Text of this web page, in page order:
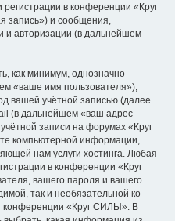
в конференции «Круг
запись») и сообщения,
и авторизации (в дальнейшем
как минимум, однозначно
«ваше имя пользователя»),
вашей учётной записью (далее
(в дальнейшем «ваш адрес
записи на форумах «Круг
компьютерной информации,
нам услуги хостинга. Любая
в конференции «Круг
вашего пароля и вашего
так и необязательной ко
конференции «Круг СИЛЫ». В